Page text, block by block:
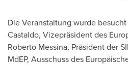
Die Veranstaltung wurde
Castaldo, Vizepräsident des
Roberto Messina, Präsident der
MdEP, Ausschuss des